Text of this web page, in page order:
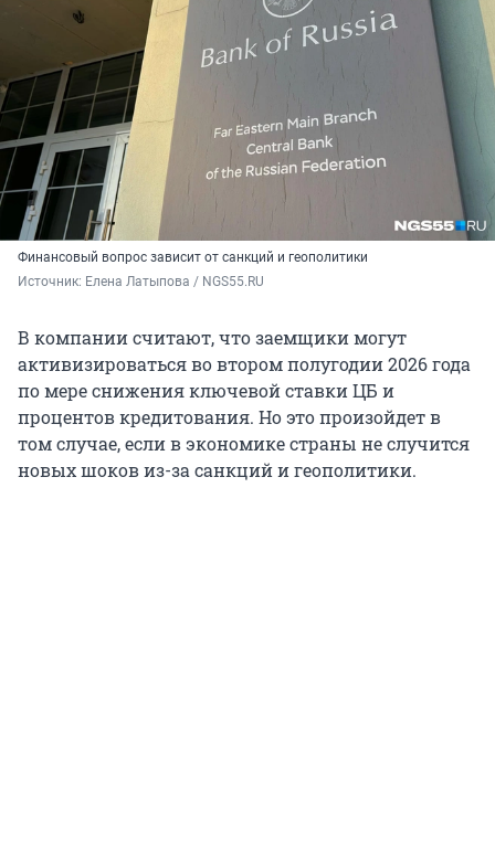
Финансовый вопрос зависит от санкций и геополитики
Источник: Елена Латыпова / NGS55.RU
В компании считают, что заемщики могут
активизироваться во втором полугодии 2026 года
по мере снижения ключевой ставки ЦБ и
процентов кредитования. Но это произойдет в
том случае, если в экономике страны не случится
новых шоков из-за санкций и геополитики.